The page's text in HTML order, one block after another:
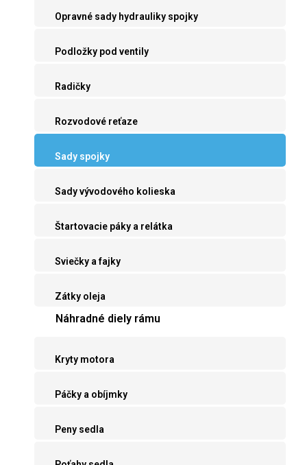
Opravné sady hydrauliky spojky
Podložky pod ventily
Radičky
Rozvodové reťaze
Sady spojky
Sady vývodového kolieska
Štartovacie páky a relátka
Sviečky a fajky
Zátky oleja
Náhradné diely rámu
Kryty motora
Páčky a obíjmky
Peny sedla